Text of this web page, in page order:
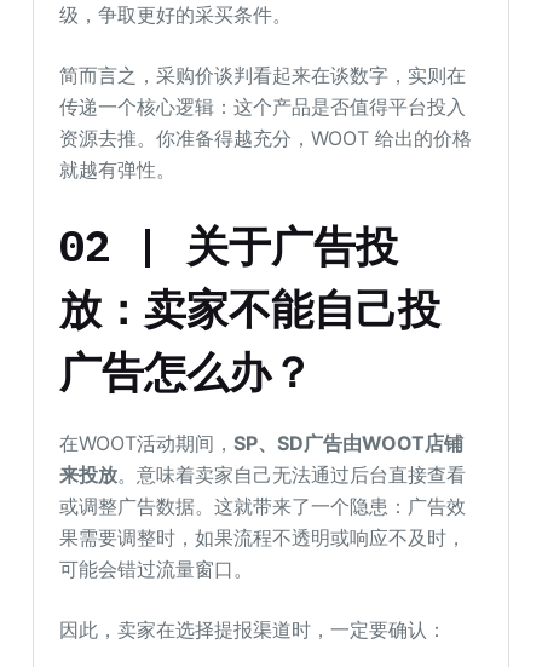
级，争取更好的采买条件。
简而言之，采购价谈判看起来在谈数字，实则在
传递一个核心逻辑：这个产品是否值得平台投入
资源去推。你准备得越充分，WOOT 给出的价格
就越有弹性。
02 | 关于广告投
放：卖家不能自己投
广告怎么办？
在WOOT活动期间，SP、SD广告由WOOT店铺
来投放。意味着卖家自己无法通过后台直接查看
或调整广告数据。这就带来了一个隐患：广告效
果需要调整时，如果流程不透明或响应不及时，
可能会错过流量窗口。
因此，卖家在选择提报渠道时，一定要确认：